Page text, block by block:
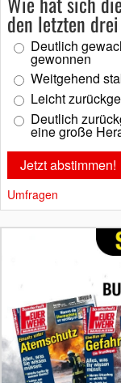
den letzten
Deutlich
gewonnen
Weitgehend
Leicht
Deutlich
eine große
Umfragen